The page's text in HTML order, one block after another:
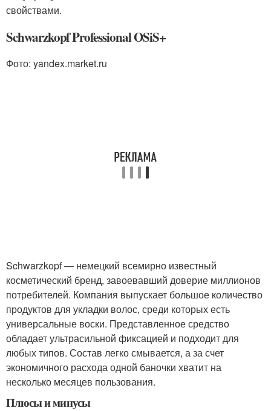
свойствами.
Schwarzkopf Professional OSiS+
Фото: yandex.market.ru
Schwarzkopf — немецкий всемирно известный
косметический бренд, завоевавший доверие миллионов
потребителей. Компания выпускает большое количество
продуктов для укладки волос, среди которых есть
универсальные воски. Представленное средство
обладает ультрасильной фиксацией и подходит для
любых типов. Состав легко смывается, а за счет
экономичного расхода одной баночки хватит на
несколько месяцев пользования.
Плюсы и минусы